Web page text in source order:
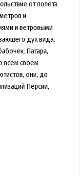
от полета
и
и ветровыми
дух вида.
Патара,
всем своем
они, до
Персии,